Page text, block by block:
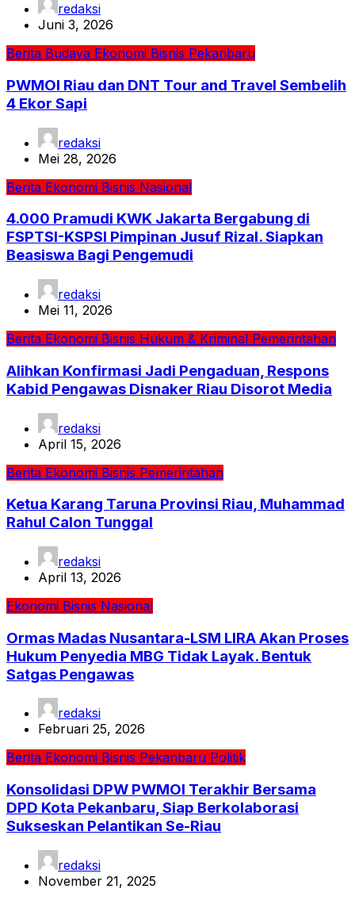
redaksi
Juni 3, 2026
Berita Budaya Ekonomi Bisnis Pekanbaru
PWMOI Riau dan DNT Tour and Travel Sembelih
4 Ekor Sapi
redaksi
Mei 28, 2026
Berita Ekonomi Bisnis Nasional
4.000 Pramudi KWK Jakarta Bergabung di
FSPTSI-KSPSI Pimpinan Jusuf Rizal. Siapkan
Beasiswa Bagi Pengemudi
redaksi
Mei 11, 2026
Berita Ekonomi Bisnis Hukum & Kriminal Pemerintahan
Alihkan Konfirmasi Jadi Pengaduan, Respons
Kabid Pengawas Disnaker Riau Disorot Media
redaksi
April 15, 2026
Berita Ekonomi Bisnis Pemerintahan
Ketua Karang Taruna Provinsi Riau, Muhammad
Rahul Calon Tunggal
redaksi
April 13, 2026
Ekonomi Bisnis Nasional
Ormas Madas Nusantara-LSM LIRA Akan Proses
Hukum Penyedia MBG Tidak Layak. Bentuk
Satgas Pengawas
redaksi
Februari 25, 2026
Berita Ekonomi Bisnis Pekanbaru Politik
Konsolidasi DPW PWMOI Terakhir Bersama
DPD Kota Pekanbaru, Siap Berkolaborasi
Sukseskan Pelantikan Se-Riau
redaksi
November 21, 2025